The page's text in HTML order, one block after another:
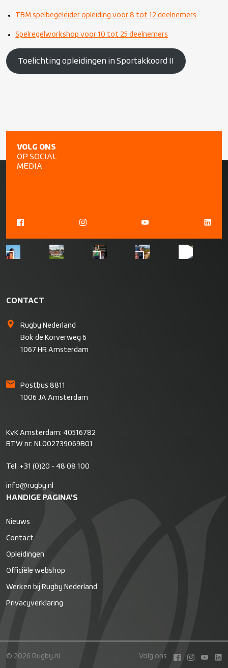
TBM spelbegeleider opleiding voor 8 tot 12 deelnemers
Spelregelworkshop voor 10 tot 25 deelnemers
Toelichting opleidingen in Sportakkoord II
VOLG ONS
OP SOCIAL
MEDIA
CONTACT
Rugby Nederland
Bok de Korverweg 6
1067 HR Amsterdam
Postbus 8811
1006 JA Amsterdam
KvK Amsterdam: 40516782
BTW nr: NL002739069B01
Tel: +31 (0)20 - 48 08 100
info@rugby.nl
HANDIGE PAGINA'S
Nieuws
Contact
Opleidingen
Officiële webshop
Werken bij Rugby Nederland
Privacyverklaring
© 2026 Rugby.nl Volg ons